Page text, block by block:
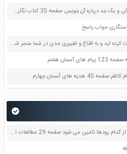
یکی از دو موضوع را به دلخواه انتخاب کن و یک بند درباره آن بنویس صفحه 35 کتاب نگارش فارسی سوم
جواب پاسخ
یکی از موثرترین پیام هایی را که دریافت کرده اید و به اقناع و تغییری جدی در شما منجر شده است برسی کنید و علت این تاثیر گذاری قابل توجه را بنویسید صفحه 52 تفکر و سواد رسانه ای دهم
هفتم
های آسمان چهارم
آبی که مردم شهر تهران مصرف می کنند از کدام رودها تامین می شود صفحه 29 مطالعات اجتماعی پنجم